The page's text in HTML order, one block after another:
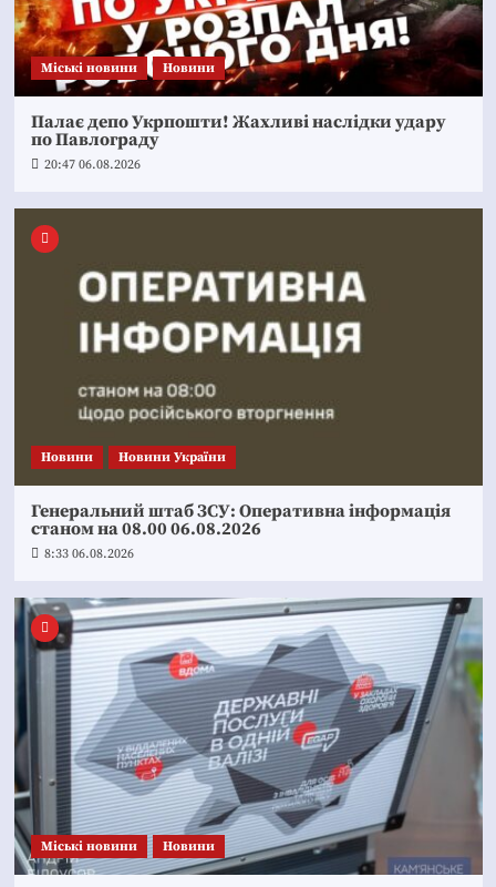
Mіські новини Новини
Палає депо Укрпошти! Жахливі наслідки удару
по Павлограду
20:47 06.08.2026
Новини Новини України
Генеральний штаб ЗСУ: Оперативна інформація
станом на 08.00 06.08.2026
8:33 06.08.2026
Mіські новини Новини